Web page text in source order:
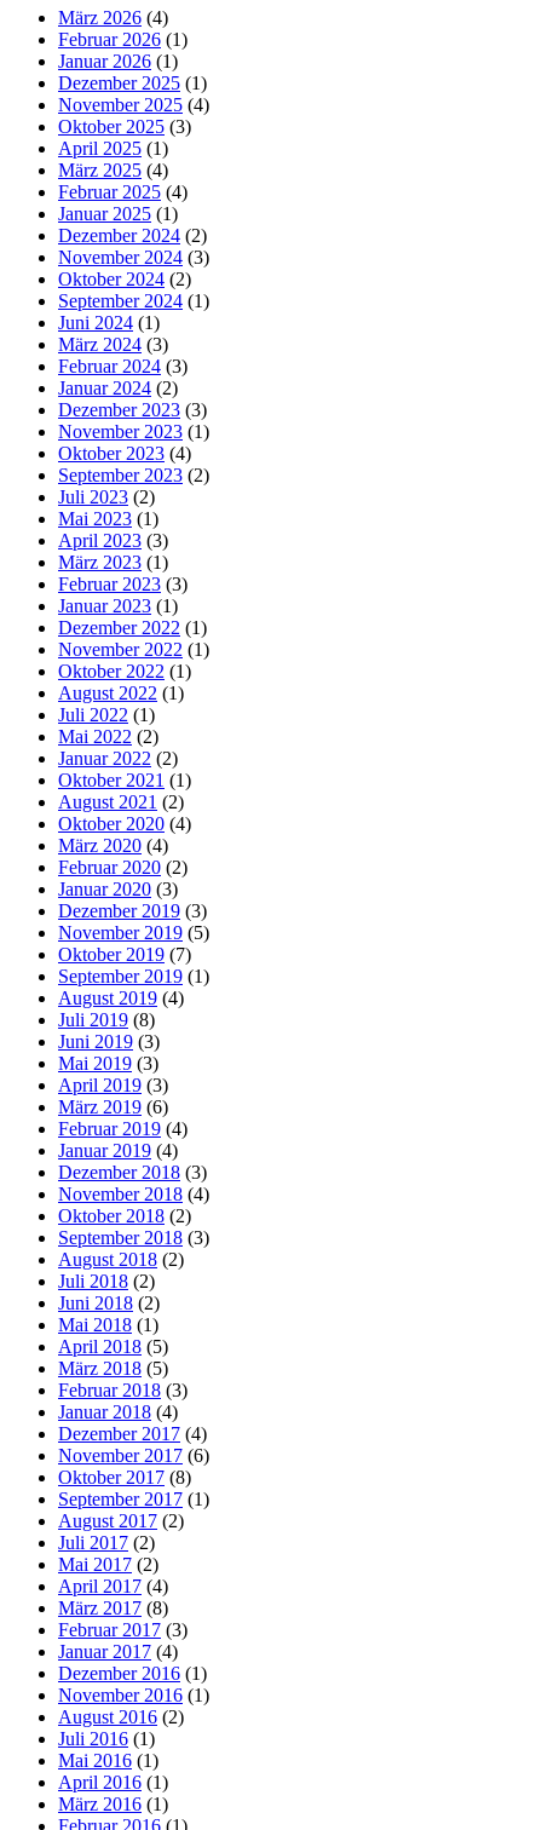
März 2026 (4)
Februar 2026 (1)
Januar 2026 (1)
Dezember 2025 (1)
November 2025 (4)
Oktober 2025 (3)
April 2025 (1)
März 2025 (4)
Februar 2025 (4)
Januar 2025 (1)
Dezember 2024 (2)
November 2024 (3)
Oktober 2024 (2)
September 2024 (1)
Juni 2024 (1)
März 2024 (3)
Februar 2024 (3)
Januar 2024 (2)
Dezember 2023 (3)
November 2023 (1)
Oktober 2023 (4)
September 2023 (2)
Juli 2023 (2)
Mai 2023 (1)
April 2023 (3)
März 2023 (1)
Februar 2023 (3)
Januar 2023 (1)
Dezember 2022 (1)
November 2022 (1)
Oktober 2022 (1)
August 2022 (1)
Juli 2022 (1)
Mai 2022 (2)
Januar 2022 (2)
Oktober 2021 (1)
August 2021 (2)
Oktober 2020 (4)
März 2020 (4)
Februar 2020 (2)
Januar 2020 (3)
Dezember 2019 (3)
November 2019 (5)
Oktober 2019 (7)
September 2019 (1)
August 2019 (4)
Juli 2019 (8)
Juni 2019 (3)
Mai 2019 (3)
April 2019 (3)
März 2019 (6)
Februar 2019 (4)
Januar 2019 (4)
Dezember 2018 (3)
November 2018 (4)
Oktober 2018 (2)
September 2018 (3)
August 2018 (2)
Juli 2018 (2)
Juni 2018 (2)
Mai 2018 (1)
April 2018 (5)
März 2018 (5)
Februar 2018 (3)
Januar 2018 (4)
Dezember 2017 (4)
November 2017 (6)
Oktober 2017 (8)
September 2017 (1)
August 2017 (2)
Juli 2017 (2)
Mai 2017 (2)
April 2017 (4)
März 2017 (8)
Februar 2017 (3)
Januar 2017 (4)
Dezember 2016 (1)
November 2016 (1)
August 2016 (2)
Juli 2016 (1)
Mai 2016 (1)
April 2016 (1)
März 2016 (1)